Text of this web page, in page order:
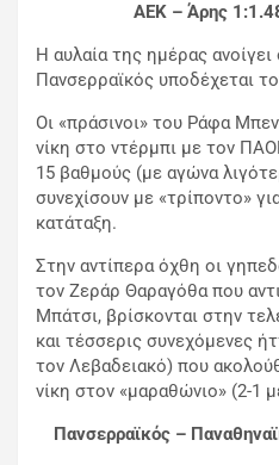
ΑΕΚ – Άρης
Η αυλαία της ημέρας
Πανσερραϊκός υποδέχεται
Οι «πράσινοι» του Ράφα
νίκη στο ντέρμπι με τον
15 βαθμούς (με αγώνα
συνεχίσουν με «τρίποντο»
κατάταξη.
Στην αντίπερα όχθη οι
τον Ζεράρ Θαραγόθα που
Μπάτσι, βρίσκονται στην
και τέσσερις συνεχόμενες
τον Λεβαδειακό) που
νίκη στον «μαραθώνιο» (2-1
Πανσερραϊκός –